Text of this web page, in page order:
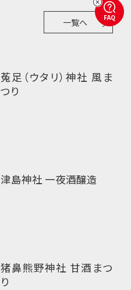
一覧へ
菟足（ウタリ）神社 風ま
つり
津島神社 一夜酒醸造
猪鼻熊野神社 甘酒まつ
り
FAQ